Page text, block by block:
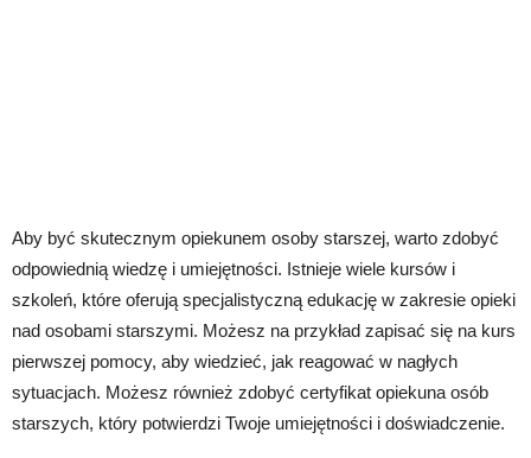
Aby być skutecznym opiekunem osoby starszej, warto zdobyć
odpowiednią wiedzę i umiejętności. Istnieje wiele kursów i
szkoleń, które oferują specjalistyczną edukację w zakresie opieki
nad osobami starszymi. Możesz na przykład zapisać się na kurs
pierwszej pomocy, aby wiedzieć, jak reagować w nagłych
sytuacjach. Możesz również zdobyć certyfikat opiekuna osób
starszych, który potwierdzi Twoje umiejętności i doświadczenie.